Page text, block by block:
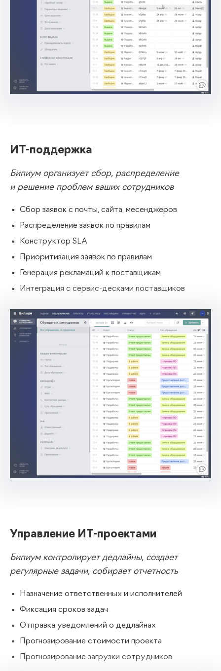
ИТ-поддержка
Бипиум организует сбор, распределение
и решение проблем ваших сотрудников
Сбор заявок с почты, сайта, месенджеров
Распределение заявок по правилам
Конструктор SLA
Приоритизация заявок по правилам
Генерация рекламаций к поставщикам
Интеграция с сервис-десками поставщиков
Управление ИТ-проектами
Бипиум контролирует дедлайны, создает
регулярные задачи, собирает отчетность
Назначение ответственных и исполнителей
Фиксация сроков задач
Отправка уведомлений о дедлайнах
Прогнозирование стоимости проекта
Прогнозирование загрузки сотрудников